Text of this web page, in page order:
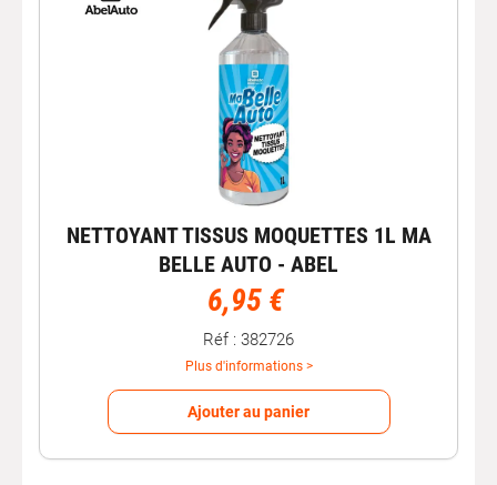
NETTOYANT TISSUS MOQUETTES 1L MA
BELLE AUTO - ABEL
6,95 €
Réf : 382726
Plus d'informations >
Ajouter au panier